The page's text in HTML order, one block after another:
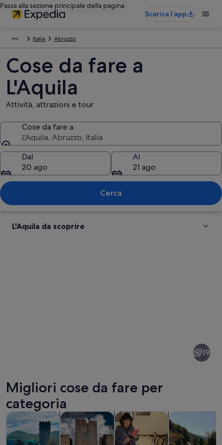
Passa alla sezione principale della pagina
Scarica l’app
Italia Abruzzo
Cose da fare a
L'Aquila
Attività, attrazioni e tour
Cose da fare a
L'Aquila, Abruzzo, Italia
Cose da fare a
Dal
20 ago
Al
21 ago
Cerca
L'Aquila da scoprire
Un villaggio innevato con edifici
19
Migliori cose da fare per
categoria
Tour e gite di un giornoApertura in una nuova scheda
Tour privati e personalizzati Apertura in una
Cibo, bevande e vita notturna
Divertimenti e